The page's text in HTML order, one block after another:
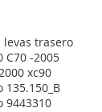
levas trasero
C70 -2005
xc90
9443310